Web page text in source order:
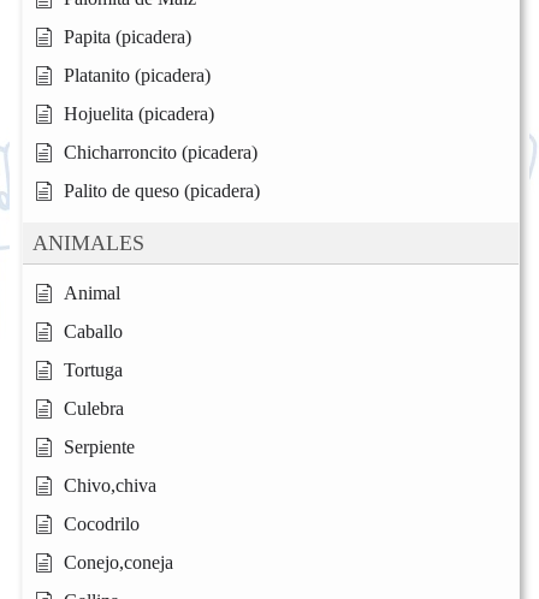
Papita (picadera)
Platanito (picadera)
Hojuelita (picadera)
Chicharroncito (picadera)
Palito de queso (picadera)
ANIMALES
Animal
Caballo
Tortuga
Culebra
Serpiente
Chivo,chiva
Cocodrilo
Conejo,coneja